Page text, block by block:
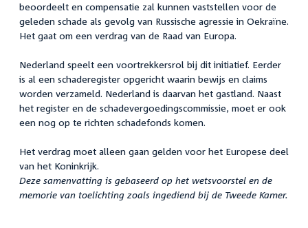
beoordeelt en compensatie zal kunnen vaststellen voor de
geleden schade als gevolg van Russische agressie in Oekraïne.
Het gaat om een verdrag van de Raad van Europa.
Nederland speelt een voortrekkersrol bij dit initiatief. Eerder
is al een schaderegister opgericht waarin bewijs en claims
worden verzameld. Nederland is daarvan het gastland. Naast
het register en de schadevergoedingscommissie, moet er ook
een nog op te richten schadefonds komen.
Het verdrag moet alleen gaan gelden voor het Europese deel
van het Koninkrijk.
Deze samenvatting is gebaseerd op het wetsvoorstel en de
memorie van toelichting zoals ingediend bij de Tweede Kamer.